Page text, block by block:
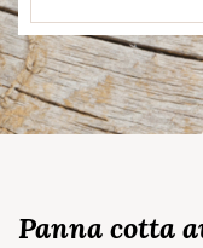
Panna cotta